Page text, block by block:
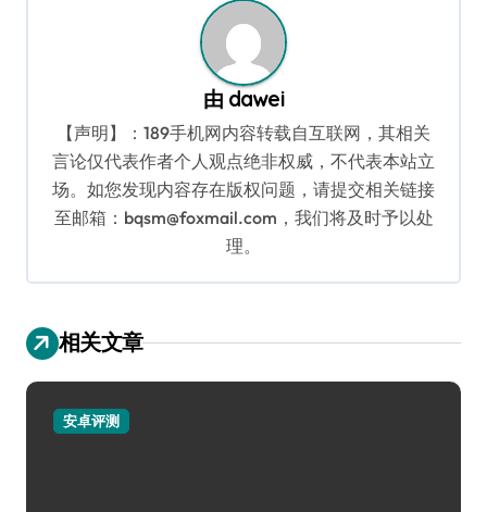
由 dawei
【声明】：189手机网内容转载自互联网，其相关
言论仅代表作者个人观点绝非权威，不代表本站立
场。如您发现内容存在版权问题，请提交相关链接
至邮箱：bqsm@foxmail.com，我们将及时予以处
理。
相关文章
安卓评测